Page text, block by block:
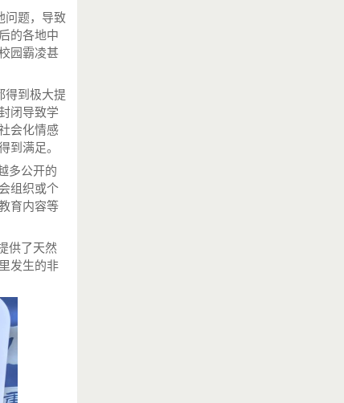
问题，导致
的各地中
园霸凌甚
到极大提
闭导致学
会化情感
满足。
多公开的
组织或个
育内容等
供了天然
发生的非